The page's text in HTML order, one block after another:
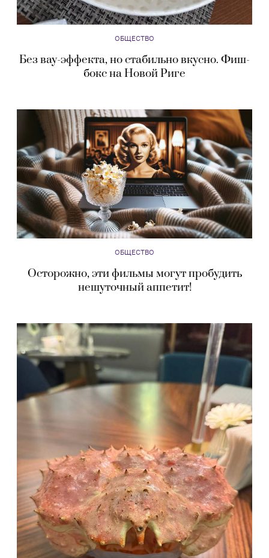
ОБЩЕСТВО
Без вау-эффекта, но стабильно вкусно. Фиш-
бокс на Новой Риге
ОБЩЕСТВО
Осторожно, эти фильмы могут пробудить
нешуточный аппетит!